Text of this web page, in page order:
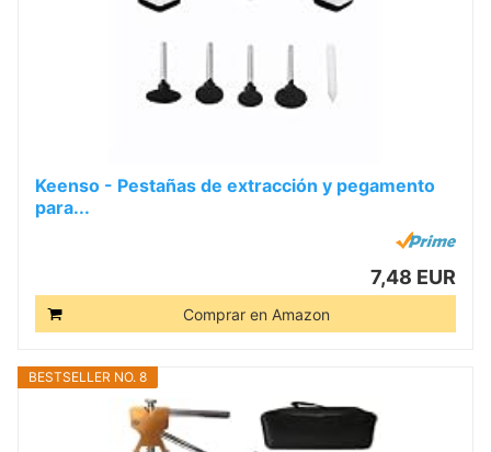
Keenso - Pestañas de extracción y pegamento
para...
7,48 EUR
Comprar en Amazon
BESTSELLER NO. 8